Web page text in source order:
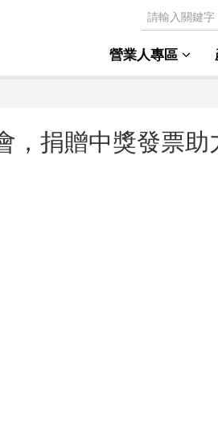
營業人專區
，捐贈中獎發票助